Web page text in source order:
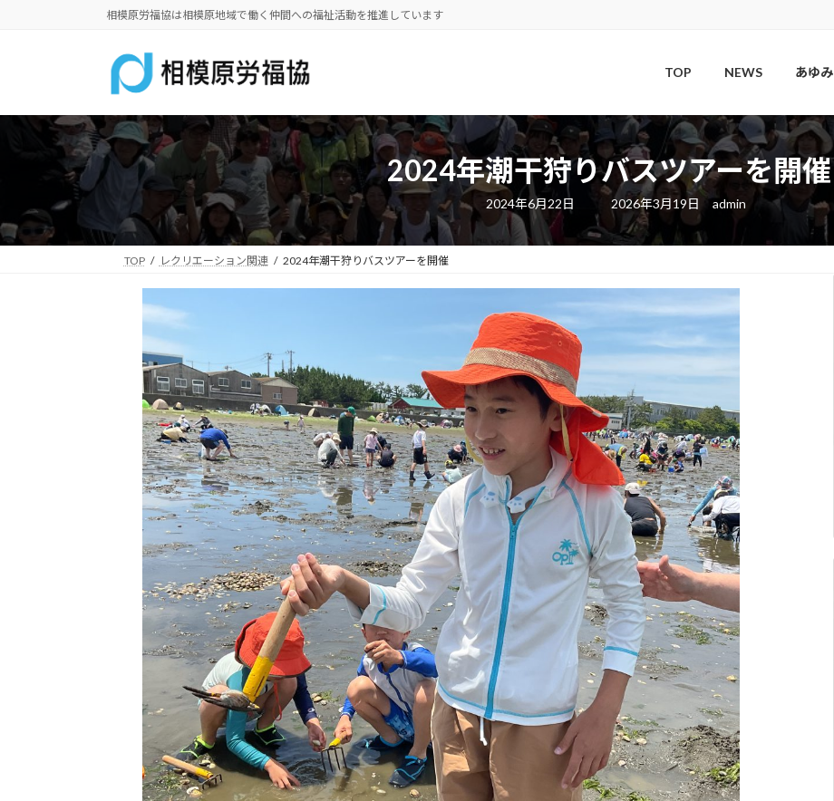
へ
ョ
相模原労福協は相模原地域で働く仲間への福祉活動を推進しています
TOP NEWS あゆみ
2024年潮干狩りバスツアーを開催
2024年6月22日
最
終
新
2026年3月19日 admin
TOP レクリエーション関連 2024年潮干狩りバスツアーを開催